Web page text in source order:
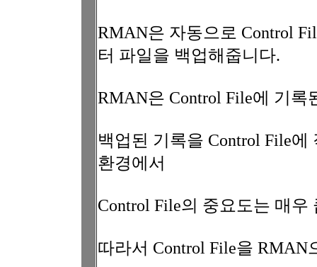
RMAN은 자동으로 Control
터 파일을 백업해줍니다.
RMAN은 Control File에 기
백업된 기록을 Control File
환경에서
Control File의 중요도는 매우
따라서 Control File을 RMAN